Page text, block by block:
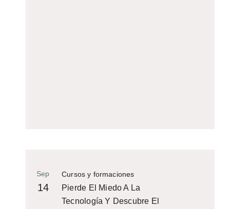
Cursos y formaciones
Sep
14
Pierde El Miedo A La
Tecnología Y Descubre El